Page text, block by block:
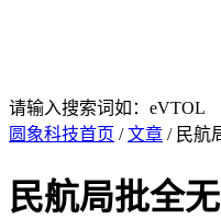
请输入搜索词如：eVTOL
圆象科技首页 /文章 / 民航
民航局批全